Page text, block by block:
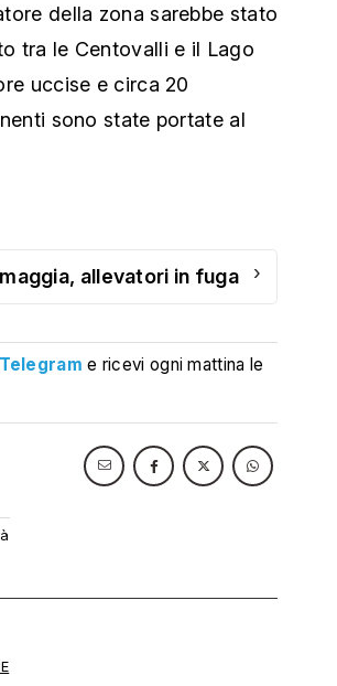
della zona sarebbe stato
tra le Centovalli e il Lago
uccise e circa 20
sono state portate al
allevatori in fuga ›
Telegram e ricevi ogni mattina le